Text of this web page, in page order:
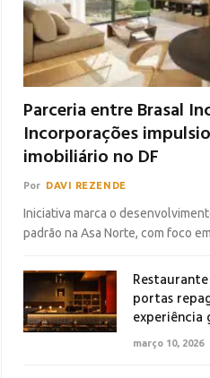
Parceria entre Brasal
Incorporações
imobiliário no DF
Por DAVI REZENDE
Iniciativa marca o
padrão na Asa Norte, com foco
portas
experiência
março 10, 2026